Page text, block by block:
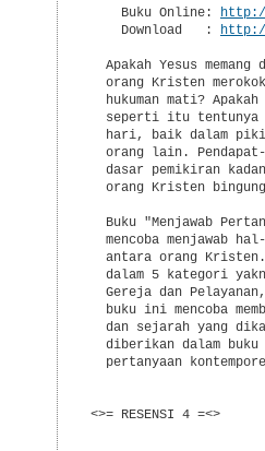
    Buku Online:
    Download   :
http://